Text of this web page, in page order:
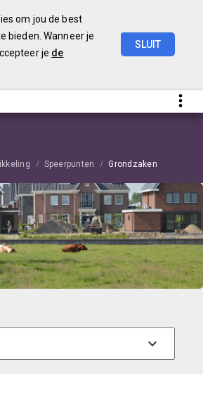
Speerpunten Grondzaken
om jou de best
bieden. Wanneer je
je de
SLUIT